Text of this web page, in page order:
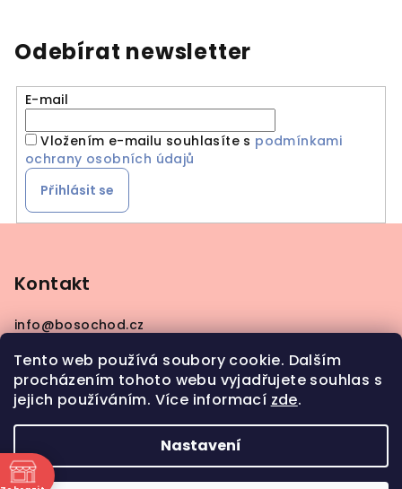
Tento web používá soubory cookie. Dalším
procházením tohoto webu vyjadřujete souhlas s
jejich používáním. Více informací zde.
Nastavení
Odebírat newsletter
E-mail
Vložením e-mailu souhlasíte s podmínkami
ochrany osobních údajů
Přihlásit se
t
Kontakt
info@bosochod.cz
Copyright 2026Bosochod. Všechna práva